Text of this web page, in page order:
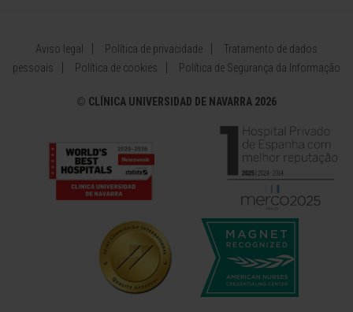
Aviso legal Política de privacidade
Tratamento de dados
pessoais
Política de cookies Política de Segurança da Informação
© CLÍNICA UNIVERSIDAD DE NAVARRA 2026